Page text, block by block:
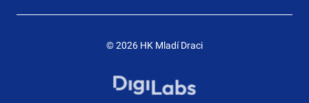
© 2026 HK Mladí Draci